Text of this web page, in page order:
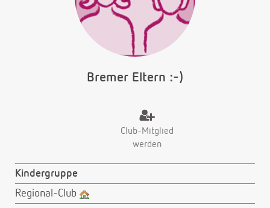
Bremer Eltern :-)
Club-Mitglied
werden
Kindergruppe
Regional-Club